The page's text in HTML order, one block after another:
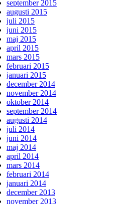
september 2015
augusti 2015
juli 2015
juni 2015
maj 2015
april 2015
mars 2015
februari 2015
januari 2015
december 2014
november 2014
oktober 2014
september 2014
augusti 2014
juli 2014
juni 2014
maj 2014
april 2014
mars 2014
februari 2014
januari 2014
december 2013
november 2013